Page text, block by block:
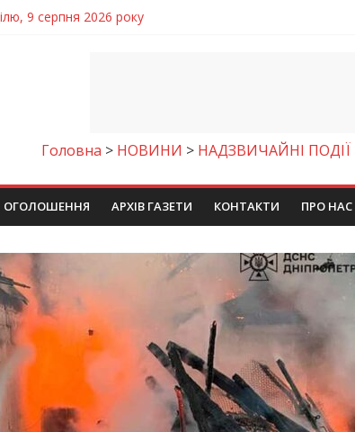
чому важлива правильна комунікація
до опалювального сезону
досліджують місце розташування
9 серпня 2026 року
Головна > НОВИНИ > НАДЗВИЧАЙНІ ПОДІЇ
ОГОЛОШЕННЯ АРХІВ ГАЗЕТИ КОНТАКТИ ПРО НАС